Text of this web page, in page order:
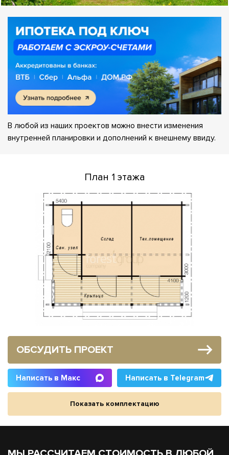
В любой из наших проектов можно внести изменения
внутренней планировки и дополнений к внешнему ввиду.
План 1 этажа
ОБСУДИТЬ ПРОЕКТ
Написать в Макс Написать в Telegram
Показать комплектацию